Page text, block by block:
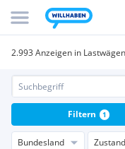
2.993 Anzeigen in
Bundesland Zustand
Filtern 1